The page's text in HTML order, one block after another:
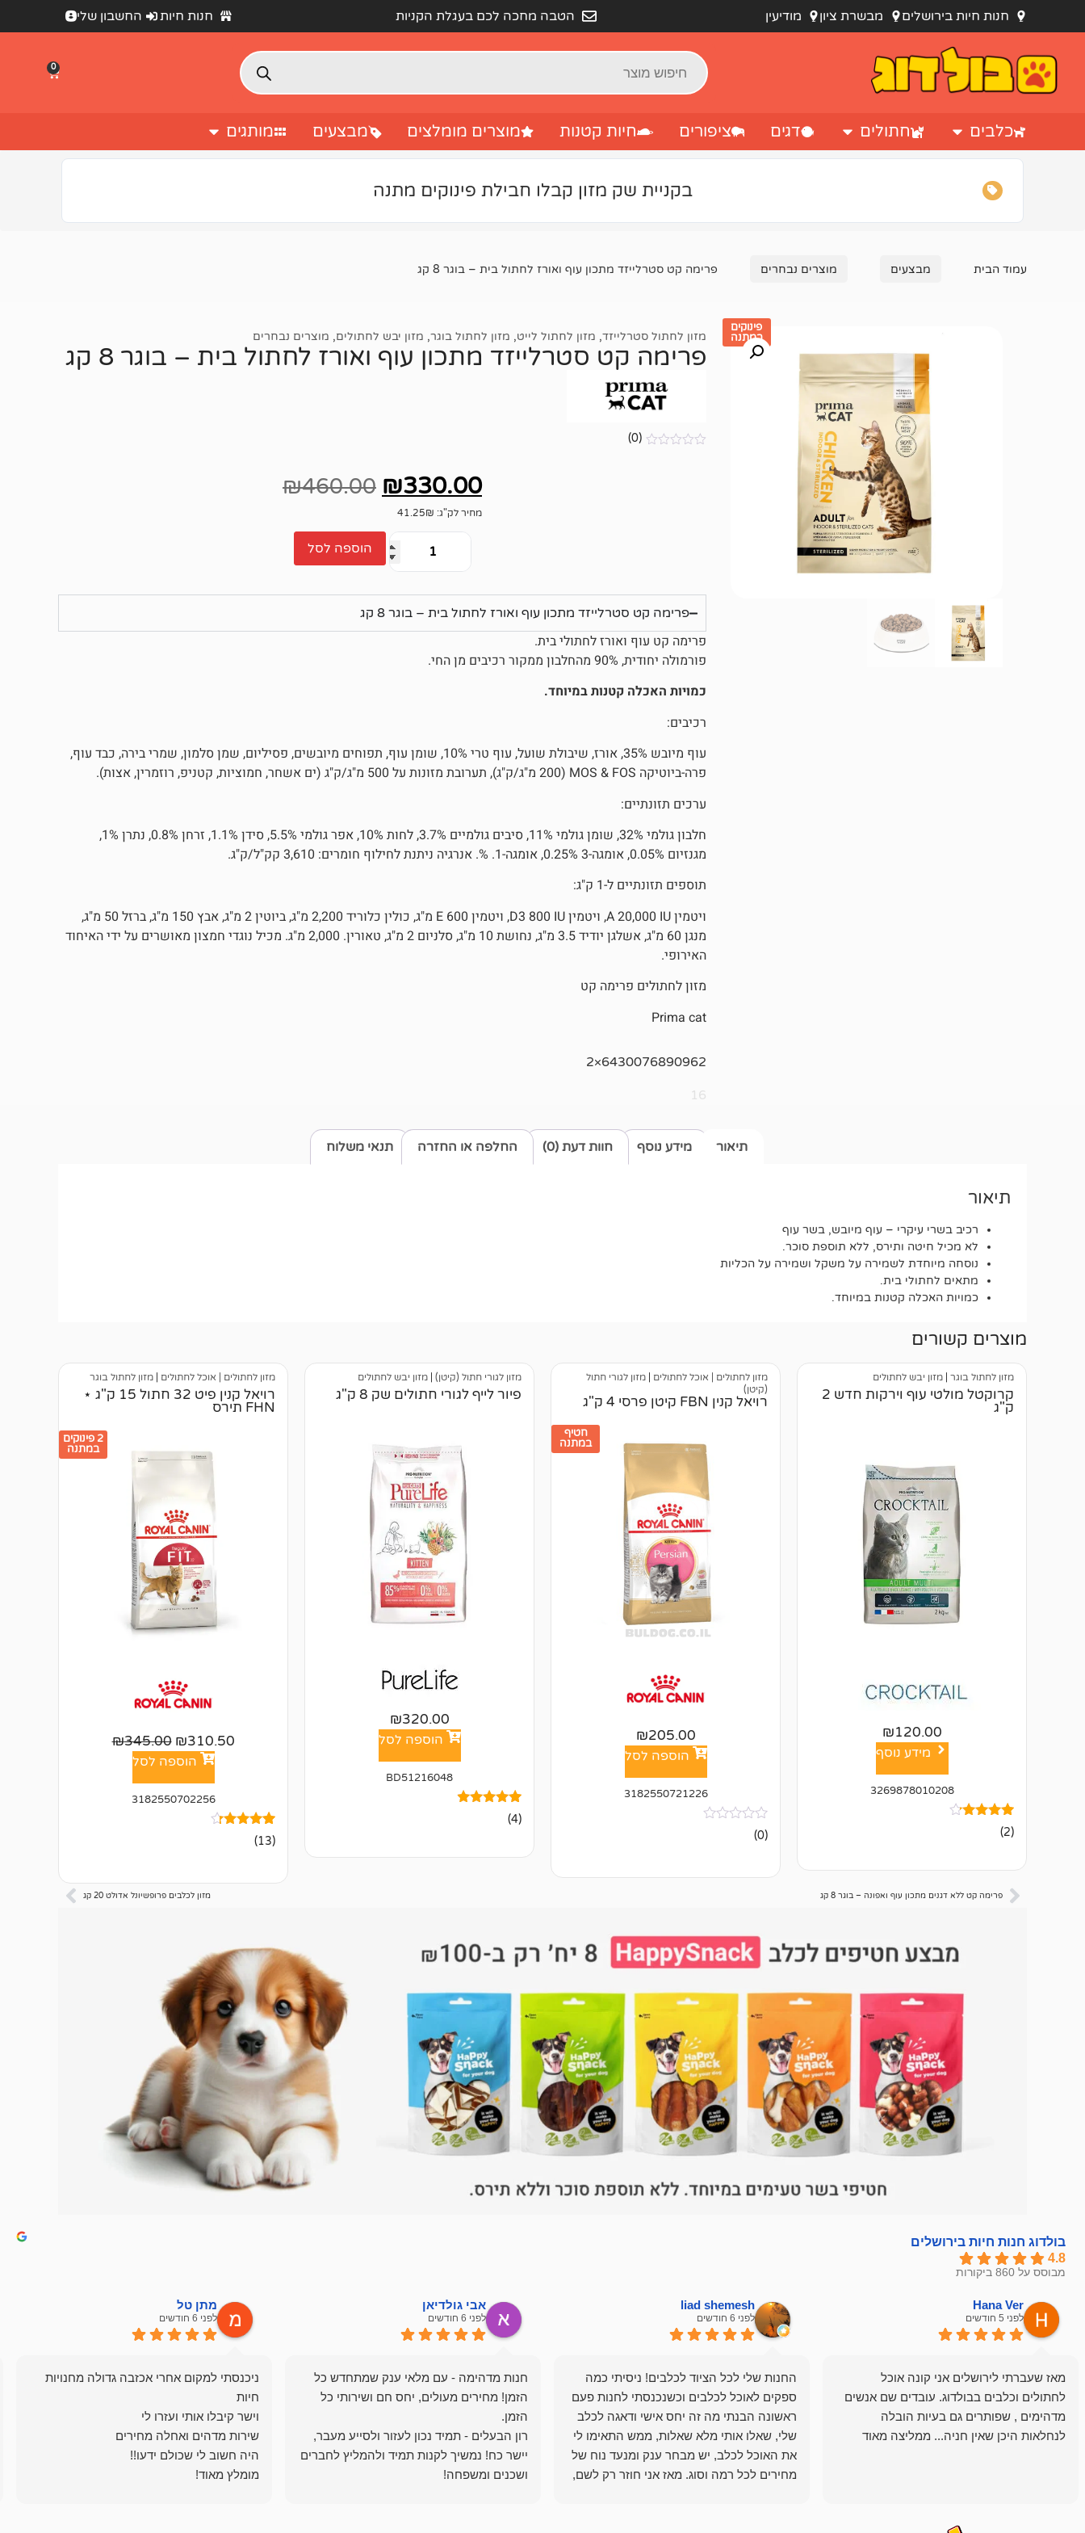
חנות חיות בירושלים מבשרת ציון מודיעין הטבה מחכה לכם בעגלת הקניות חנות חיות החשבון שלי
0
כלבים חתולים דגים ציפורים חיות קטנות מוצרים מומלצים מבצעים מותגים
בקניית שק מזון קבלו חבילת פינוקים מתנה
עמוד הבית מבצעים מוצרים נבחרים פרימה קט סטרלייזד מתכון עוף ואורז לחתול בית – בוגר 8 קג
פינוקים
במתנה
מזון לחתול סטרלייזד, מזון לחתול לייט, מזון לחתול בוגר, מזון יבש לחתולים, מוצרים נבחרים
פרימה קט סטרלייזד מתכון עוף ואורז לחתול בית – בוגר 8 קג
(0)
₪330.00
₪460.00
מחיר לק"ג: 41.25₪
הוספה לסל
פרימה קט סטרלייזד מתכון עוף ואורז לחתול בית – בוגר 8 קג
פרימה קט עוף ואורז לחתולי בית.
פורמולה יחודית, 90% מהחלבון ממקור רכיבים מן החי.
כמויות האכלה קטנות במיוחד.
רכיבים:
עוף מיובש 35%, אורז, שיבולת שועל, עוף טרי 10%, שומן עוף, תפוחים מיובשים, פסיליום, שמן סלמון, שמרי בירה, כבד עוף,
פרה-ביוטיקה MOS & FOS (200 מ"ג/ק"ג), תערובת מזונות על 500 מ"ג/ק"ג (ים אשחר, חמוציות, קטניפ, רוזמרין, אצות).
ערכים תזונתיים:
חלבון גולמי 32%, שומן גולמי 11%, סיבים גולמיים 3.7%, לחות 10%, אפר גולמי 5.5%, סידן 1.1%, זרחן 0.8%, נתרן 1%,
מגנזיום 0.05%, אומגה-3 0.25%, אומגה-1. %. אנרגיה ניתנת לחילוף חומרים: 3,610 קק"ל/ק"ג.
תוספים תזונתיים ל-1 ק"ג:
ויטמין A 20,000 IU, ויטמין D3 800 IU, ויטמין E 600 מ"ג, כולין כלוריד 2,200 מ"ג, ביוטין 2 מ"ג, אבץ 150 מ"ג, ברזל 50 מ"ג,
מנגן 60 מ"ג, אשלגן יודיד 3.5 מ"ג, נחושת 10 מ"ג, סלניום 2 מ"ג, טאורין. 2,000 מ"ג. מכיל נוגדי חמצון מאושרים על ידי האיחוד
האירופי.
מזון לחתולים פרימה קט
Prima cat
6430076890962×2
16
תיאור מידע נוסף תנאי משלוח חוות דעת (0) החלפה או החזרה
תיאור
רכיב בשרי עיקרי – עוף מיובש, בשר עוף
לא מכיל חיטה ותירס, ללא תוספת סוכר.
נוסחה מיוחדת לשמירה על משקל ושמירה על הכליות
מתאים לחתולי בית.
כמויות האכלה קטנות במיוחד.
מוצרים קשורים
מזון לחתול בוגר | מזון יבש לחתולים
קרוקטל מולטי עוף וירקות חדש 2
ק"ג
₪120.00
מידע נוסף
3269878010208
מדורגים
4.00
2
לקוחות
(2)
מזון לחתולים | אוכל לחתולים | מזון לגורי חתול
(קיטן)
רויאל קנין FBN קיטן פרסי 4 ק"ג
חטיף
במתנה
₪205.00
הוספה לסל
3182550721226
אין
ביקורות
(0)
מזון לגורי חתול (קיטן) | מזון יבש לחתולים
פיור לייף לגורי חתולים שק 8 ק"ג
₪320.00
הוספה לסל
BD51216048
מדורגים
4.75
4(4)
מזון לחתולים | אוכל לחתולים | מזון לחתול בוגר
רויאל קנין פיט 32 חתול 15 ק"ג ⋆
FHN תירס
2 פינוקים
במתנה
₪310.50
₪345.00
הוספה לסל
3182550702256
מדורגים
4.15
13
דירוגים של
(13)
פרימה קט ללא דגנים מתכון עוף ואפונה – בוגר 8 קג מזון לכלבים פרופשיונל אדולט 20 קג
בולדוג חנות חיות בירושלים
4.8
מבוסס על 860 ביקורות
Hana Ver
לפני 5 חודשים
מאז שעברתי לירושלים אני קונה אוכל
לחתולים וכלבים בבולדוג. עובדים שם אנשים
מדהימים , שפותרים גם בעיות הובלה
לנחלאות היכן שאין חניה... ממליצה מאוד
liad shemesh
לפני 6 חודשים
החנות שלי לכל הציוד לכלבים! ניסיתי כמה
ספקים לאוכל לכלבים וכשנכנסתי לחנות פעם
ראשונה הבנתי מה זה יחס אישי ודאגה לכלב
שלי, שאלו אותי מלא שאלות, ממש התאימו לי
את האוכל לכלב, יש מבחר ענק ומנעד נוח של
מחירים לכל רמה וסוג. מאז אני חוזר רק לשם,
אבי גולדיאן
לפני 6 חודשים
חנות מדהימה - עם מלאי ענק שמתחדש כל
הזמן! מחירים מעולים, יחס חם ושירותי כל
רון הבעלים - תמיד נכון לעזור ולסייע מעבר,
יישר כח! נמשיך לקנות תמיד ולהמליץ לחברים
ושכנים ומשפחה!
מתן טל
לפני 6 חודשים
ניכנסתי למקום אחרי אכזבה גדולה מחנויות
מומלץ מאוד!